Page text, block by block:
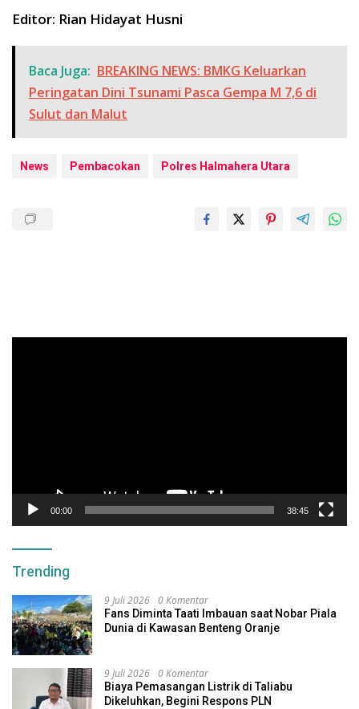
Editor: Rian Hidayat Husni
Baca Juga: BREAKING NEWS: BMKG Keluarkan
Peringatan Dini Tsunami Pasca Gempa M 7,6 di
Sulut dan Malut
News Pembacokan Polres Halmahera Utara
00:00 38:45
Trending
9 Juli 2026 0 Komentar
Fans Diminta Taati Imbauan saat Nobar Piala
Dunia di Kawasan Benteng Oranje
9 Juli 2026 0 Komentar
Biaya Pemasangan Listrik di Taliabu
Dikeluhkan, Begini Respons PLN